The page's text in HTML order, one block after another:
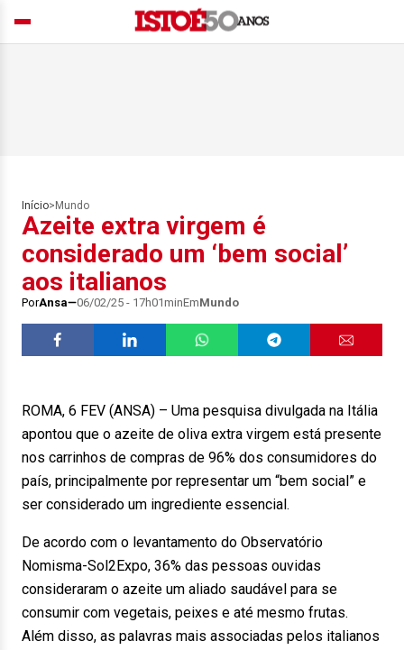
Início> Mundo
Azeite extra virgem é
considerado um ‘bem social’
aos italianos
PorAnsa 06/02/25 - 17h01minEmMundo
ROMA, 6 FEV (ANSA) – Uma pesquisa divulgada na Itália
apontou que o azeite de oliva extra virgem está presente
nos carrinhos de compras de 96% dos consumidores do
país, principalmente por representar um “bem social” e
ser considerado um ingrediente essencial.
De acordo com o levantamento do Observatório
Nomisma-Sol2Expo, 36% das pessoas ouvidas
consideraram o azeite um aliado saudável para se
consumir com vegetais, peixes e até mesmo frutas.
Além disso, as palavras mais associadas pelos italianos